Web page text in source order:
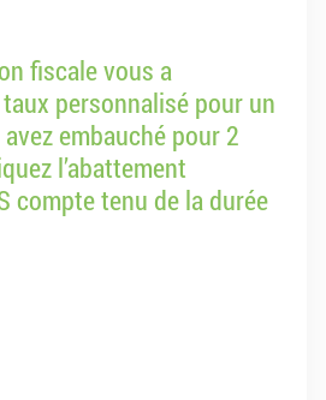
fiscale vous a
personnalisé pour un
embauché pour 2
l’abattement
compte tenu de la durée